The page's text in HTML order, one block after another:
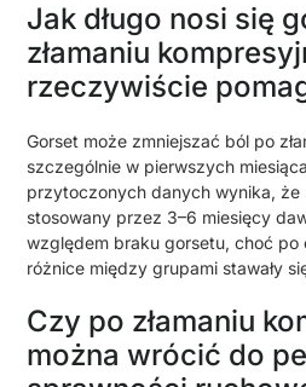
Jak długo nosi się
złamaniu
rzeczywiście
Gorset może zmniejszać ból po
szczególnie w pierwszych
przytoczonych danych wynika,
stosowany przez 3–6 miesięcy
względem braku gorsetu, choć po
różnice między grupami stawały
Czy po złamaniu
można wrócić do